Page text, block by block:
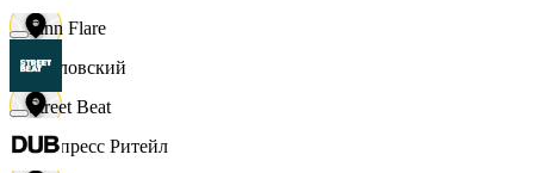
Чкаловский
Экспресс Ритейл
Finn Flare
Street Beat